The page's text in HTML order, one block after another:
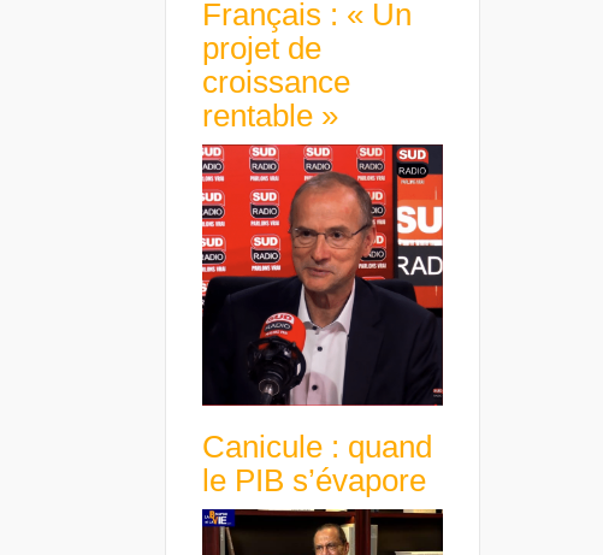
Français : « Un
projet de
croissance
rentable »
Canicule : quand
le PIB s’évapore